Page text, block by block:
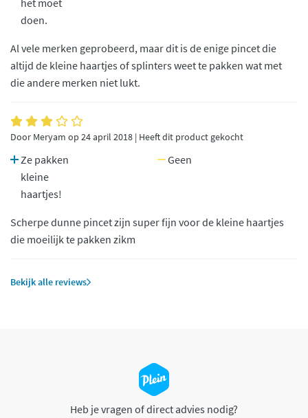
het moet
doen.
Al vele merken geprobeerd, maar dit is de enige pincet die
altijd de kleine haartjes of splinters weet te pakken wat met
die andere merken niet lukt.
Door Meryam op 24 april 2018 | Heeft dit product gekocht
Ze pakken
kleine
haartjes!
Geen
Scherpe dunne pincet zijn super fijn voor de kleine haartjes
die moeilijk te pakken zikm
Bekijk alle reviews
Heb je vragen of direct advies nodig?